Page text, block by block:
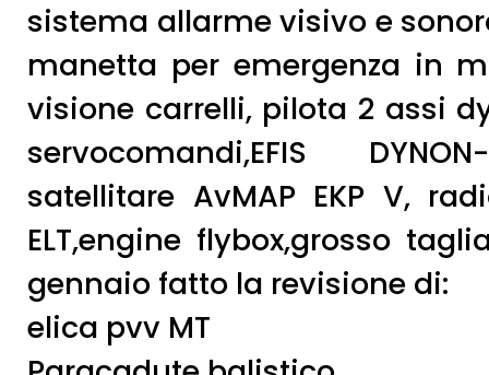
sistema allarme visivo e
manetta per emergenza in
visione carrelli, pilota 2 assi
servocomandi,EFIS
satellitare AvMAP EKP V,
ELT,engine flybox,grosso
gennaio fatto la revisione di:
elica pvv MT